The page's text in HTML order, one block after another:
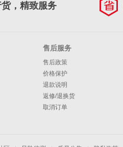
，精致服务
售后服务
售后政策
价格保护
退款说明
返修/退换货
取消订单